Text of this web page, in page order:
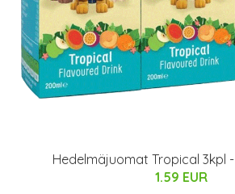
Hedelmäjuomat Tropical 3kpl -
1.59 EUR